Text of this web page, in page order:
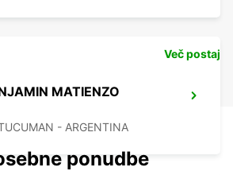
MATIENZO
- ARGENTINA
Več postaj
ponudbe